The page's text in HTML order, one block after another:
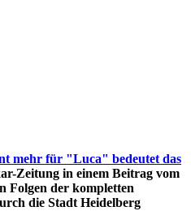
mehr für "Luca" bedeutet das
Zeitung in einem Beitrag vom
Folgen der kompletten
die Stadt Heidelberg